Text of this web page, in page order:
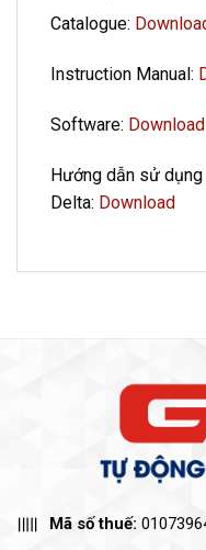
Catalogue:
Instruction Manual:
Software: Download
Hướng dẫn sử
Delta: Download
Mã số thuế: